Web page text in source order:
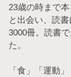
23歳の時まで
と出会い、読
3000冊。読書
た。
「食」「運動